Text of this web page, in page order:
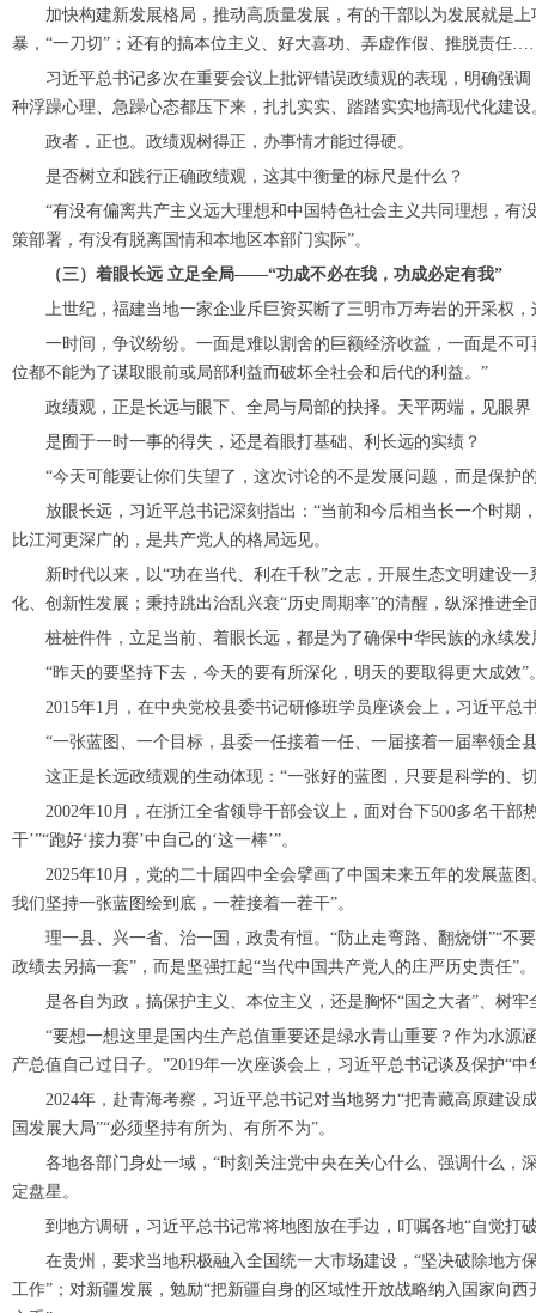
加快构建新发展格局，推动高质量发展，有的干部以为发展就是上
暴，“一刀切”；还有的搞本位主义、好大喜功、弄虚作假、推脱责任
习近平总书记多次在重要会议上批评错误政绩观的表现，明确强调
种浮躁心理、急躁心态都压下来，扎扎实实、踏踏实实地搞现代化建设
政者，正也。政绩观树得正，办事情才能过得硬。
是否树立和践行正确政绩观，这其中衡量的标尺是什么？
“有没有偏离共产主义远大理想和中国特色社会主义共同理想，有
策部署，有没有脱离国情和本地区本部门实际”。
（三）着眼长远 立足全局——“功成不必在我，功成必定有我”
上世纪，福建当地一家企业斥巨资买断了三明市万寿岩的开采权，
一时间，争议纷纷。一面是难以割舍的巨额经济收益，一面是不可
位都不能为了谋取眼前或局部利益而破坏全社会和后代的利益。”
政绩观，正是长远与眼下、全局与局部的抉择。天平两端，见眼界
是囿于一时一事的得失，还是着眼打基础、利长远的实绩？
“今天可能要让你们失望了，这次讨论的不是发展问题，而是保护
放眼长远，习近平总书记深刻指出：“当前和今后相当长一个时期
比江河更深广的，是共产党人的格局远见。
新时代以来，以“功在当代、利在千秋”之志，开展生态文明建设一
化、创新性发展；秉持跳出治乱兴衰“历史周期率”的清醒，纵深推进
桩桩件件，立足当前、着眼长远，都是为了确保中华民族的永续发
“昨天的要坚持下去，今天的要有所深化，明天的要取得更大成效”
2015年1月，在中央党校县委书记研修班学员座谈会上，习近平总
“一张蓝图、一个目标，县委一任接着一任、一届接着一届率领全县
这正是长远政绩观的生动体现：“一张好的蓝图，只要是科学的、
2002年10月，在浙江全省领导干部会议上，面对台下500多名干部
干’”“跑好‘接力赛’中自己的‘这一棒’”。
2025年10月，党的二十届四中全会擘画了中国未来五年的发展蓝图
我们坚持一张蓝图绘到底，一茬接着一茬干”。
理一县、兴一省、治一国，政贵有恒。“防止走弯路、翻烧饼”“不要
政绩去另搞一套”，而是坚强扛起“当代中国共产党人的庄严历史责任”。
是各自为政，搞保护主义、本位主义，还是胸怀“国之大者”、树牢
“要想一想这里是国内生产总值重要还是绿水青山重要？作为水源
产总值自己过日子。”2019年一次座谈会上，习近平总书记谈及保护“
2024年，赴青海考察，习近平总书记对当地努力“把青藏高原建设
国发展大局”“必须坚持有所为、有所不为”。
各地各部门身处一域，“时刻关注党中央在关心什么、强调什么，
定盘星。
到地方调研，习近平总书记常将地图放在手边，叮嘱各地“自觉打
在贵州，要求当地积极融入全国统一大市场建设，“坚决破除地方保
工作”；对新疆发展，勉励“把新疆自身的区域性开放战略纳入国家向